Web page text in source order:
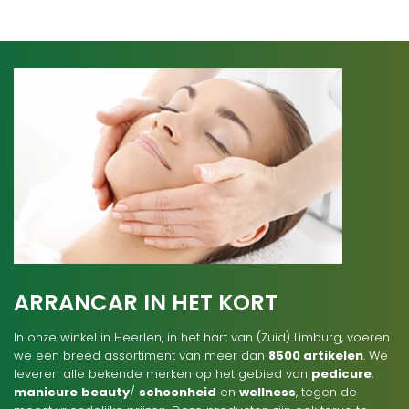
ARRANCAR IN HET KORT
In onze winkel in Heerlen, in het hart van (Zuid) Limburg, voeren
we een breed assortiment van meer dan 8500 artikelen. We
leveren alle bekende merken op het gebied van pedicure,
manicure beauty/ schoonheid en wellness, tegen de